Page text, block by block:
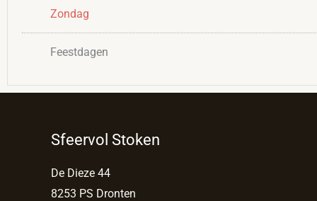
Zondag
Feestdagen
Sfeervol Stoken
De Dieze 44
8253 PS Dronten